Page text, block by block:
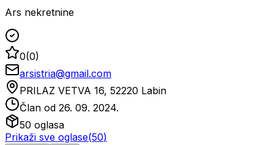
Ars nekretnine
0(0)
arsistria@gmail.com
PRILAZ VETVA 16, 52220 Labin
Član od 26. 09. 2024.
50 oglasa
Prikaži sve oglase(50)